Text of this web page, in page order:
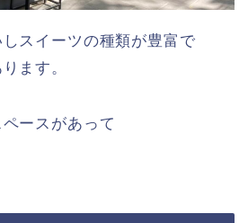
スイーツの種類が豊富で
ます。
ースがあって